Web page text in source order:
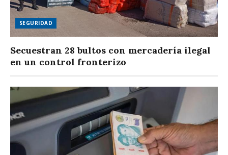
SEGURIDAD
Secuestran 28 bultos con mercadería ilegal
en un control fronterizo